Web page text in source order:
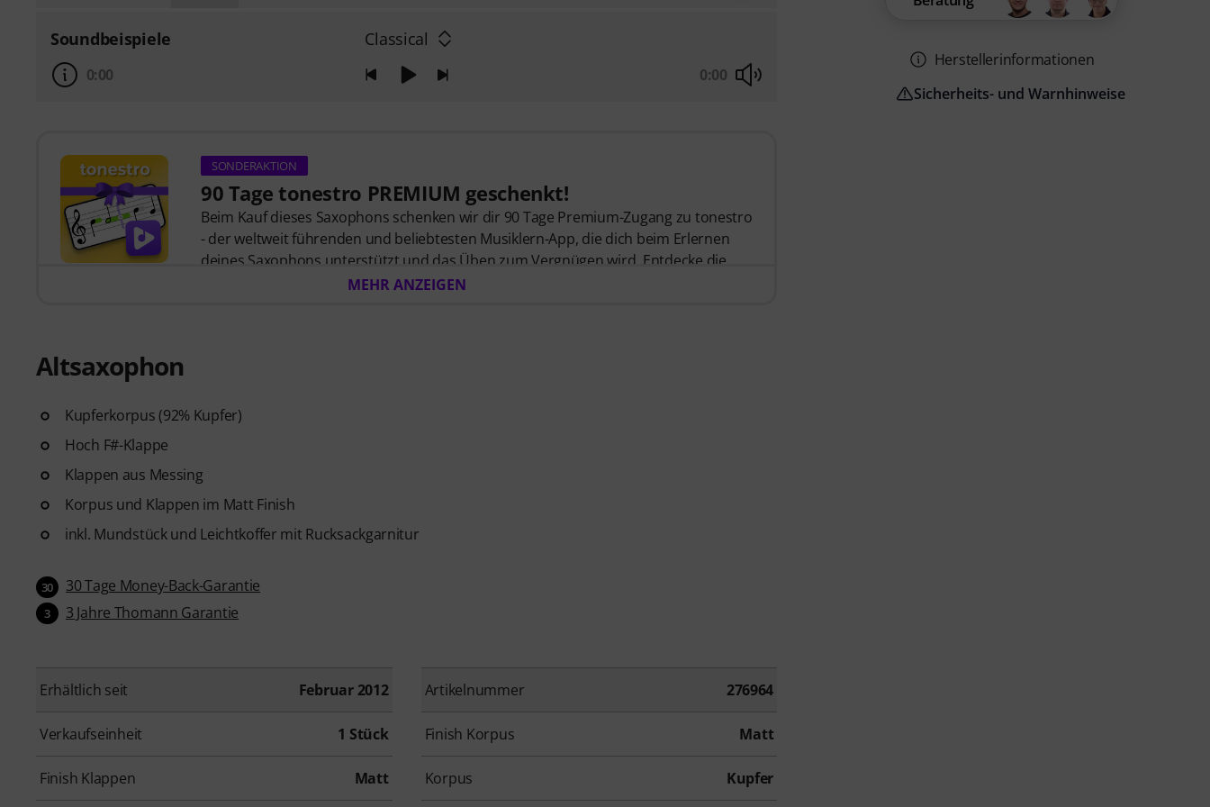
Soundbeispiele Classical
0:00 0:00
SONDERAKTION
90 Tage tonestro PREMIUM geschenkt!
Beim Kauf dieses Saxophons schenken wir dir 90 Tage Premium-Zugang zu tonestro
- der weltweit führenden und beliebtesten Musiklern-App, die dich beim Erlernen
deines Saxophons unterstützt und das Üben zum Vergnügen wird. Entdecke die
60 interaktiven Schritt-für-Schritt-Lektionen
Verlängerung!
MEHR ANZEIGEN
Altsaxophon
Kupferkorpus (92% Kupfer)
Hoch F#-Klappe
Klappen aus Messing
Korpus und Klappen im Matt Finish
inkl. Mundstück und Leichtkoffer mit Rucksackgarnitur
30 30 Tage Money-Back-Garantie
3 3 Jahre Thomann Garantie
Erhältlich seit Februar 2012 Artikelnummer 276964
Verkaufseinheit 1 Stück Finish Korpus Matt
Finish Klappen Matt Korpus Kupfer
Herstellerinformationen
Sicherheits- und Warnhinweise